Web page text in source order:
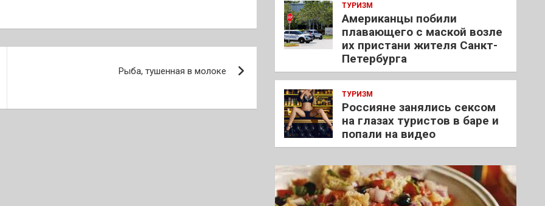
Рыба, тушенная в молоке
ТУРИЗМ
Американцы побили
плавающего с маской возле
их пристани жителя Санкт-
Петербурга
ТУРИЗМ
Россияне занялись сексом
на глазах туристов в баре и
попали на видео